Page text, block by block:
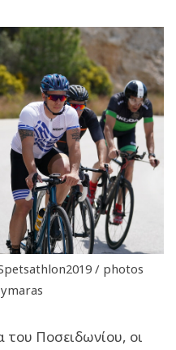
/ photos
του Ποσειδωνίου, οι